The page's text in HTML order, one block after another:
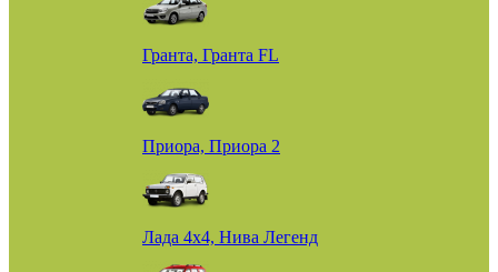
Гранта, Гранта FL
Приора, Приора 2
Лада 4х4, Нива Легенд